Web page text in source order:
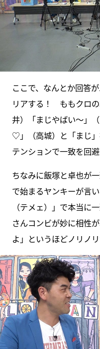
ここで、なんとか回答
リアする！ ももクロ
井）「まじやばい〜」
♡」（高城）と「まじ
テンションで一致を回避
ちなみに飯塚と卓也が
で始まるヤンキーが言
（テメェ）」で本当
さんコンビが妙に相性
よ」というほどノリノリ